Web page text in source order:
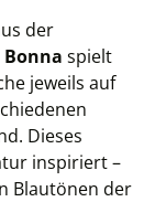
der
Bonna spielt
jeweils auf
Dieses
inspiriert –
Blautönen der